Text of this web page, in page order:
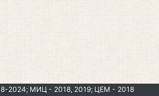
2024; МИЦ - 2018, 2019; ЦЕМ - 2018